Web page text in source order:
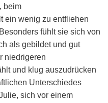
beim
ein wenig zu entfliehen
fühlt sie sich von
als gebildet und gut
niedrigeren
und klug auszudrücken
Unterschiedes
sich vor einem